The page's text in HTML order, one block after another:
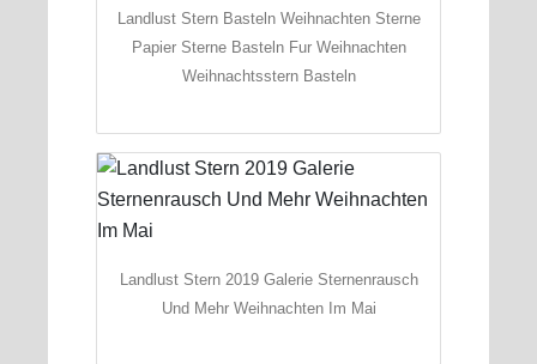
Landlust Stern Basteln Weihnachten Sterne
Papier Sterne Basteln Fur Weihnachten
Weihnachtsstern Basteln
Landlust Stern 2019 Galerie Sternenrausch
Und Mehr Weihnachten Im Mai